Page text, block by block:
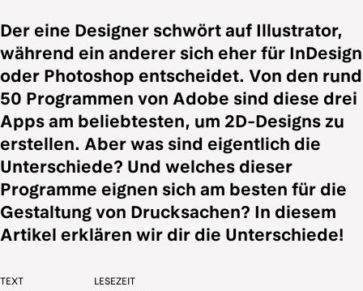
Der eine Designer schwört auf Illustrator,
während ein anderer sich eher für InDesign
oder Photoshop entscheidet. Von den rund
50 Programmen von Adobe sind diese drei
Apps am beliebtesten, um 2D-Designs zu
erstellen. Aber was sind eigentlich die
Unterschiede? Und welches dieser
Programme eignen sich am besten für die
Gestaltung von Drucksachen? In diesem
Artikel erklären wir dir die Unterschiede!
TEXT LESEZEIT